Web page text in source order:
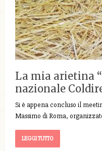
La mia arietina
nazionale
Si è appena concluso il
Massimo di Roma,
LEGGI TUTTO